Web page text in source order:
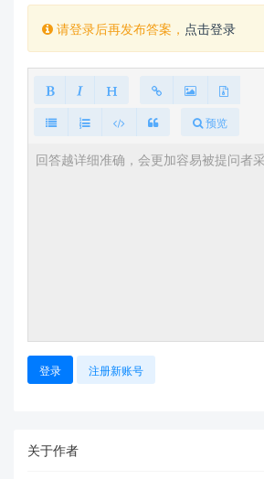
请登录后再发布答案， 点击登录
预览
登录 注册新账号
关于作者